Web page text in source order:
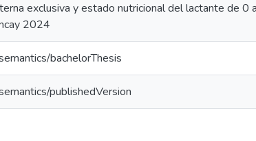
exclusiva y estado nutricional del lactante de
2024
bachelorThesis
publishedVersion